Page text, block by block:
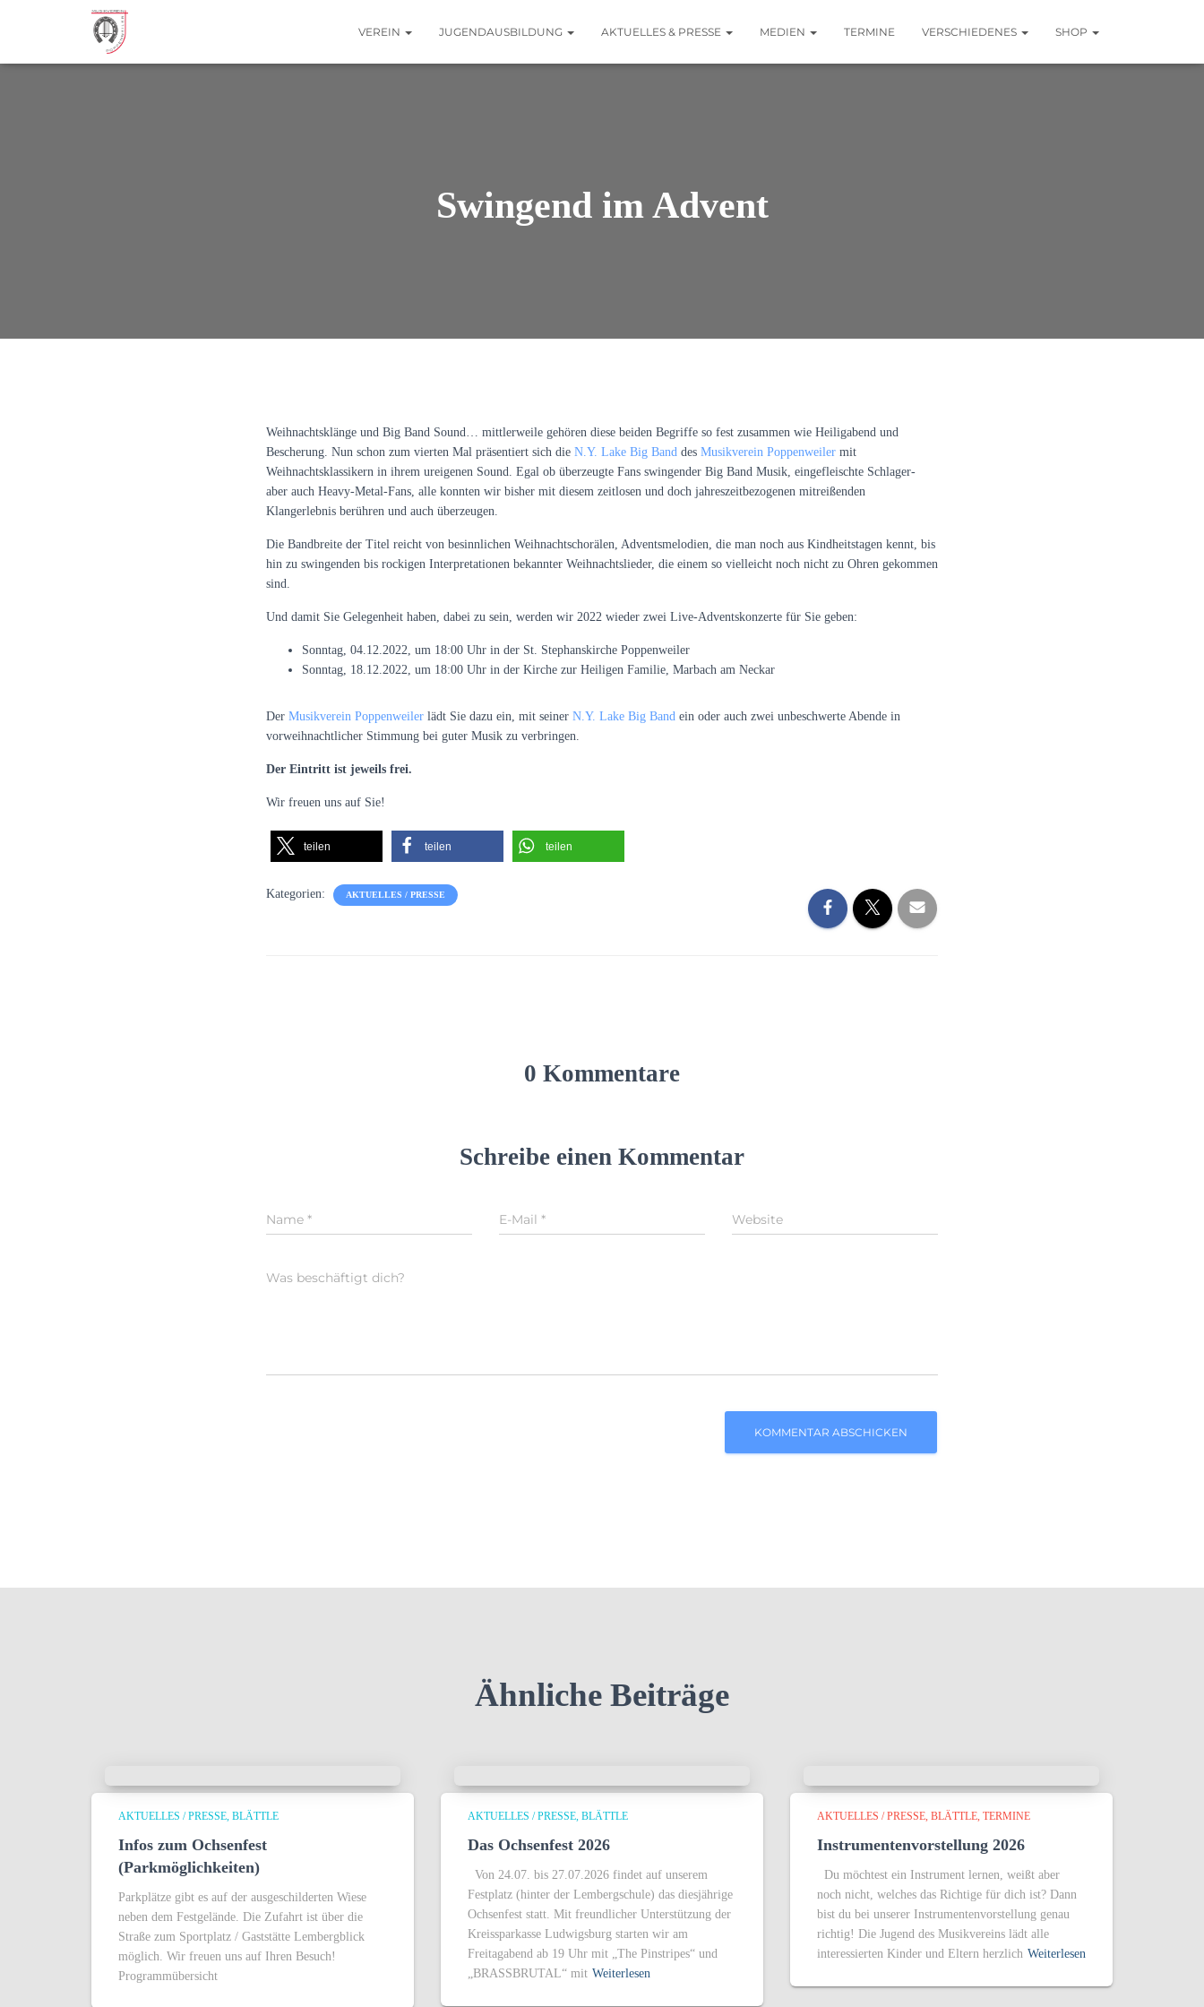
VEREIN JUGENDAUSBILDUNG AKTUELLES & PRESSE MEDIEN TERMINE VERSCHIEDENES SHOP
Swingend im Advent
Weihnachtsklänge und Big Band Sound… mittlerweile gehören diese beiden Begriffe so fest zusammen wie Heiligabend und
Bescherung. Nun schon zum vierten Mal präsentiert sich die N.Y. Lake Big Band des Musikverein Poppenweiler mit
Weihnachtsklassikern in ihrem ureigenen Sound. Egal ob überzeugte Fans swingender Big Band Musik, eingefleischte Schlager-
aber auch Heavy-Metal-Fans, alle konnten wir bisher mit diesem zeitlosen und doch jahreszeitbezogenen mitreißenden
Klangerlebnis berühren und auch überzeugen.
Die Bandbreite der Titel reicht von besinnlichen Weihnachtschorälen, Adventsmelodien, die man noch aus Kindheitstagen kennt, bis
hin zu swingenden bis rockigen Interpretationen bekannter Weihnachtslieder, die einem so vielleicht noch nicht zu Ohren gekommen
sind.
Und damit Sie Gelegenheit haben, dabei zu sein, werden wir 2022 wieder zwei Live-Adventskonzerte für Sie geben:
Sonntag, 04.12.2022, um 18:00 Uhr in der St. Stephanskirche Poppenweiler
Sonntag, 18.12.2022, um 18:00 Uhr in der Kirche zur Heiligen Familie, Marbach am Neckar
Der Musikverein Poppenweiler lädt Sie dazu ein, mit seiner N.Y. Lake Big Band ein oder auch zwei unbeschwerte Abende in
vorweihnachtlicher Stimmung bei guter Musik zu verbringen.
Der Eintritt ist jeweils frei.
Wir freuen uns auf Sie!
teilen teilen teilen
Kategorien: AKTUELLES / PRESSE
0 Kommentare
Schreibe einen Kommentar
Name * E-Mail * Website
Was beschäftigt dich?
Ähnliche Beiträge
AKTUELLES / PRESSE BLÄTTLE
Infos zum Ochsenfest
(Parkmöglichkeiten)
Parkplätze gibt es auf der ausgeschilderten Wiese
neben dem Festgelände. Die Zufahrt ist über die
Straße zum Sportplatz / Gaststätte Lembergblick
möglich. Wir freuen uns auf Ihren Besuch!
Programmübersicht
AKTUELLES / PRESSE BLÄTTLE
Das Ochsenfest 2026
Von 24.07. bis 27.07.2026 findet auf unserem
Festplatz (hinter der Lembergschule) das diesjährige
Ochsenfest statt. Mit freundlicher Unterstützung der
Kreissparkasse Ludwigsburg starten wir am
Freitagabend ab 19 Uhr mit „The Pinstripes“ und
„BRASSBRUTAL“ mit Weiterlesen
AKTUELLES / PRESSE BLÄTTLE TERMINE
Instrumentenvorstellung 2026
Du möchtest ein Instrument lernen, weißt aber
noch nicht, welches das Richtige für dich ist? Dann
bist du bei unserer Instrumentenvorstellung genau
richtig! Die Jugend des Musikvereins lädt alle
interessierten Kinder und Eltern herzlich Weiterlesen